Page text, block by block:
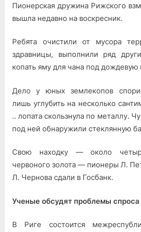
Пионерская дружина Рижского
вышла недавно на воскресник.
Ребята очистили от мусора
здравницы, выполнили ряд
копать яму для чана под дождевую
Дело у юных землекопов
лишь углубить на несколько
.. лопата скользнула по металлу.
под ней обнаружили стеклянную
Свою находку — около
червоного золота — пионеры Л.
Л. Чернова сдали в Госбанк.
Ученые обсудят проблемы спроса
В Риге состоится